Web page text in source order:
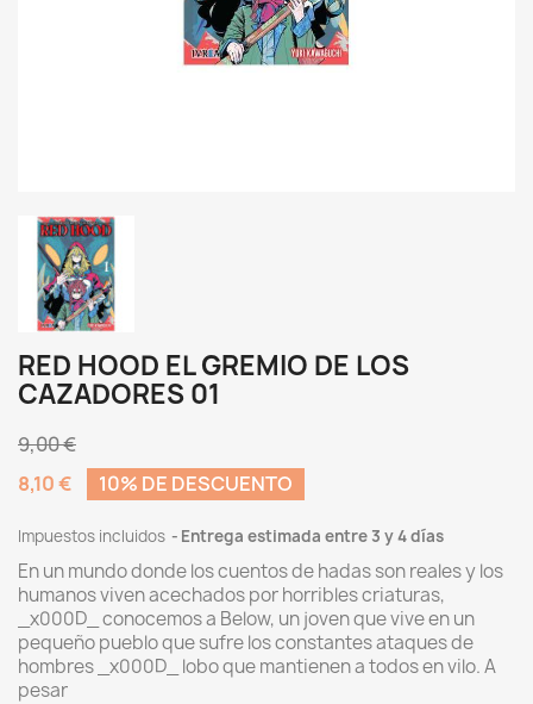
RED HOOD EL GREMIO DE LOS
CAZADORES 01
9,00 €
8,10 €
10% DE DESCUENTO
Impuestos incluidos Entrega estimada entre 3 y 4 días
En un mundo donde los cuentos de hadas son reales y los
humanos viven acechados por horribles criaturas,
_x000D_ conocemos a Below, un joven que vive en un
pequeño pueblo que sufre los constantes ataques de
hombres _x000D_ lobo que mantienen a todos en vilo. A
pesar